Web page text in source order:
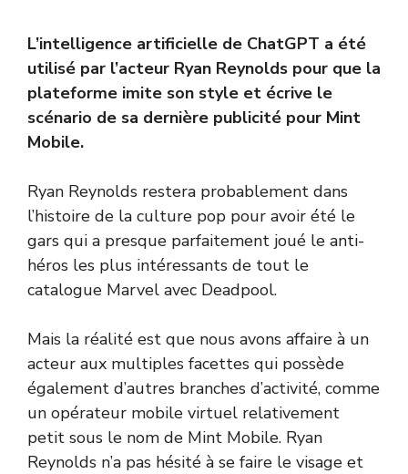
L’intelligence artificielle de ChatGPT a été
utilisé par l’acteur Ryan Reynolds pour que la
plateforme imite son style et écrive le
scénario de sa dernière publicité pour Mint
Mobile.
Ryan Reynolds restera probablement dans
l’histoire de la culture pop pour avoir été le
gars qui a presque parfaitement joué le anti-
héros les plus intéressants de tout le
catalogue Marvel avec Deadpool.
Mais la réalité est que nous avons affaire à un
acteur aux multiples facettes qui possède
également d’autres branches d’activité, comme
un opérateur mobile virtuel relativement
petit sous le nom de Mint Mobile. Ryan
Reynolds n’a pas hésité à se faire le visage et